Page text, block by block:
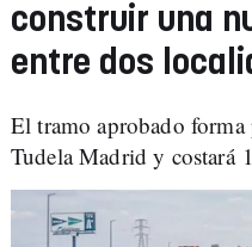
construir una
entre dos
El tramo aprobado
Tudela Madrid y costará